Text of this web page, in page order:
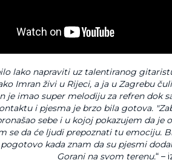
lako napraviti uz talentiranog
Imran živi u Rijeci, a ja u Zagrebu
je imao super melodiju za refren dok
i pjesma je brzo bila gotova.
sebe i u kojoj pokazujem da je
se da će ljudi prepoznati tu emociju.
kada znam da su pjesmi
Gorani na svom terenu.“ –